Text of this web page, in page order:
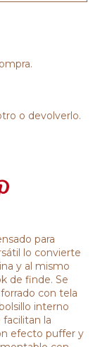
o devolverlo.
para
lo convierte
y al mismo
de finde. Se
con tela
interno
la
efecto puffer y